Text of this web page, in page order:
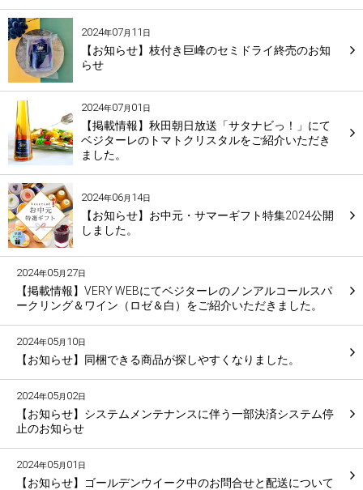
2024年07月 11 日
【お知らせ】枝付き巨峰のセミドライ終売のお知
らせ
2024年07月 01 日
【掲載情報】秋田朝日放送「サタナビっ！」にて
ベジターレのトマトクリスタルをご紹介いただき
ました。
2024年06月 14日
【お知らせ】お中元・サマーギフト特集2024公開
しました。
2024年05月 27日
【掲載情報】VERY WEBにてベジターレのノンアルコールスパ
ークリング＆ワイン（ロゼ＆白）をご紹介いただきました。
2024年05月 10日
【お知らせ】同梱できる商品が探しやすくなりました。
2024年05月 02日
【お知らせ】システムメンテナンスに伴う一部決済システム停
止のお知らせ
2024年05月 01 日
【お知らせ】ゴールデンウイーク中のお問合せと配送について